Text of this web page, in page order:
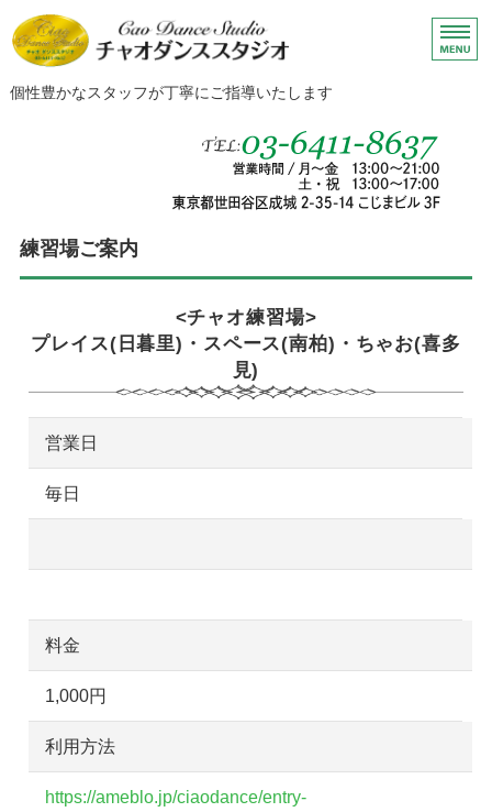
個性豊かなスタッフが丁寧にご指導いたします
最新情報
喜多見サロン
南柏スペース
日暮里プレイス
練習場ご案内
<チャオ練習場>
プレイス(日暮里)・スペース(南柏)・ちゃお(喜多
見)
営業日
毎日
料金
1,000円
利用方法
https://ameblo.jp/ciaodance/entry-